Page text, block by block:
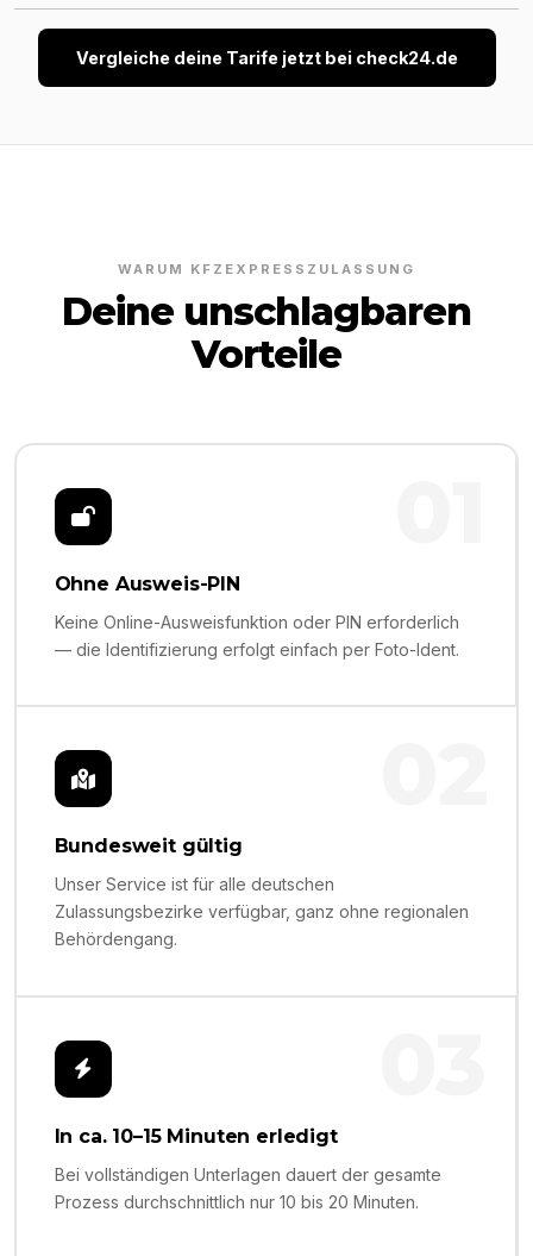
Vergleiche deine Tarife jetzt bei check24.de
WARUM KFZEXPRESSZULASSUNG
Deine unschlagbaren
Vorteile
Ohne Ausweis-PIN
Keine Online-Ausweisfunktion oder PIN erforderlich
— die Identifizierung erfolgt einfach per Foto-Ident.
Bundesweit gültig
Unser Service ist für alle deutschen
Zulassungsbezirke verfügbar, ganz ohne regionalen
Behördengang.
In ca. 10–15 Minuten erledigt
Bei vollständigen Unterlagen dauert der gesamte
Prozess durchschnittlich nur 10 bis 20 Minuten.